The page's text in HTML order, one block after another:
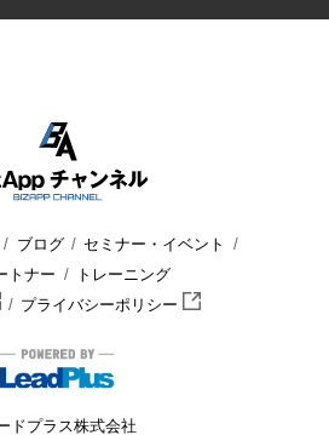
ブログ
セミナー・イベント
トナー
トレーニング
プライバシーポリシー
ドプラス株式会社